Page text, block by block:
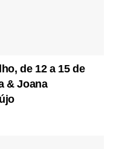
de 12 a 15 de
& Joana